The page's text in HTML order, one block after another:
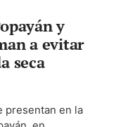
y
a evitar
seca
presentan en la